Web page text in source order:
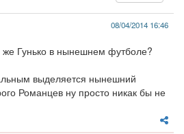
08/04/2014 16:46
же Гунько в нынешнем футболе?
выделяется нынешний
Романцев ну просто никак бы не